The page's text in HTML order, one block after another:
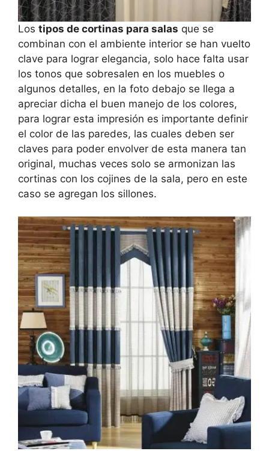
Los tipos de cortinas para salas que se
combinan con el ambiente interior se han vuelto
clave para lograr elegancia, solo hace falta usar
los tonos que sobresalen en los muebles o
algunos detalles, en la foto debajo se llega a
apreciar dicha el buen manejo de los colores,
para lograr esta impresión es importante definir
el color de las paredes, las cuales deben ser
claves para poder envolver de esta manera tan
original, muchas veces solo se armonizan las
cortinas con los cojines de la sala, pero en este
caso se agregan los sillones.